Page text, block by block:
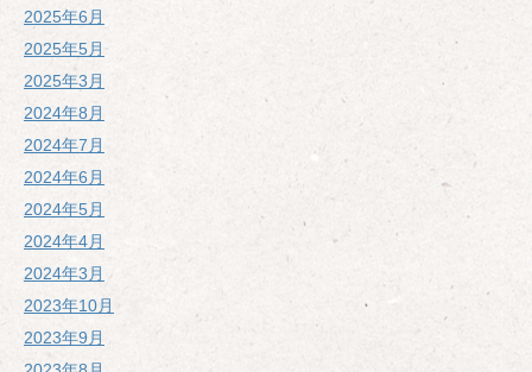
2025年6月
2025年5月
2025年3月
2024年8月
2024年7月
2024年6月
2024年5月
2024年4月
2024年3月
2023年10月
2023年9月